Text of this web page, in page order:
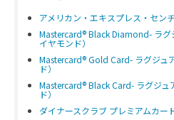
アメリカン・エキスプレス・セン
Mastercard® Black Diamond- ラ
イヤモンド）
Mastercard® Gold Card- ラグジュ
ド）
Mastercard® Black Card- ラグジ
ド）
ダイナースクラブ プレミアムカー